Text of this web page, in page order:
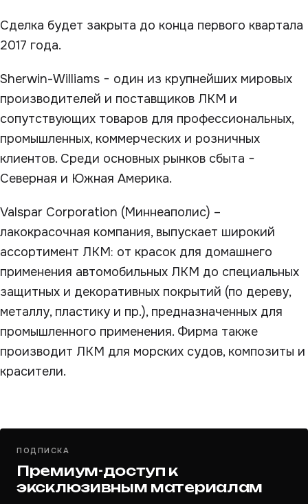
Сделка будет закрыта до конца первого квартала
2017 года.
Sherwin-Williams − один из крупнейших мировых
производителей и поставщиков ЛКМ и
сопутствующих товаров для профессиональных,
промышленных, коммерческих и розничных
клиентов. Среди основных рынков сбыта −
Северная и Южная Америка.
Valspar Corporation (Миннеаполис) –
лакокрасочная компания, выпускает широкий
ассортимент ЛКМ: от красок для домашнего
применения автомобильных ЛКМ до специальных
защитных и декоративных покрытий (по дереву,
металлу, пластику и пр.), предназначенных для
промышленного применения. Фирма также
производит ЛКМ для морских судов, композиты и
красители.
ПОДПИСКА
Премиум-доступ к
эксклюзивным материалам